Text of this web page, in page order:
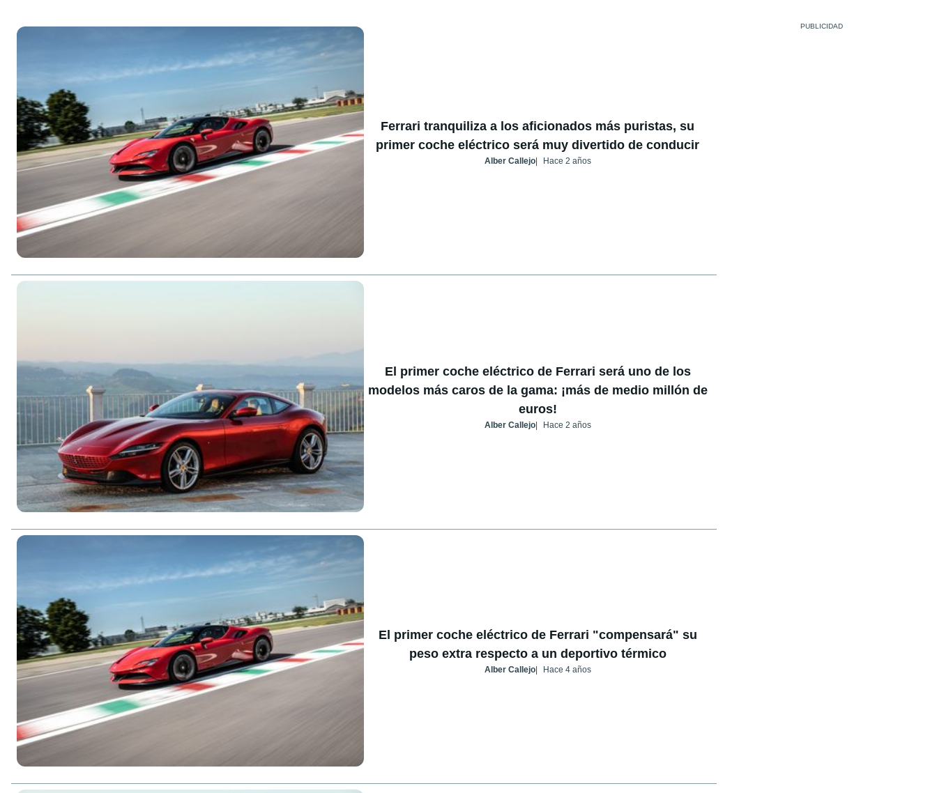
Ferrari tranquiliza a los aficionados más puristas, su
primer coche eléctrico será muy divertido de conducir
Alber Callejo Hace 2 años
El primer coche eléctrico de Ferrari será uno de los
modelos más caros de la gama: ¡más de medio millón de
euros!
Alber Callejo Hace 2 años
El primer coche eléctrico de Ferrari "compensará" su
peso extra respecto a un deportivo térmico
Alber Callejo Hace 4 años